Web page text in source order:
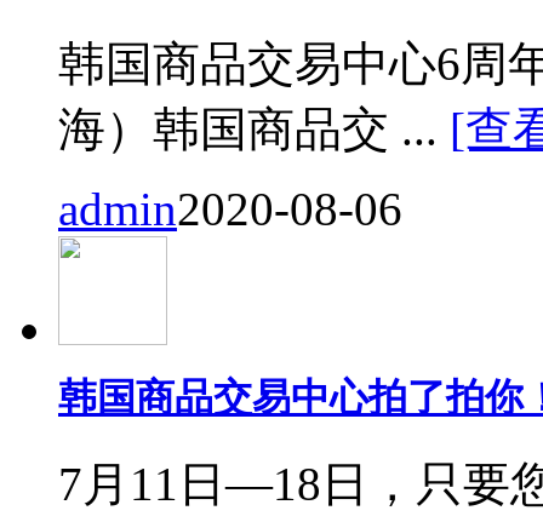
韩国商品交易中心6周
海）韩国商品交 ... [查
admin2020-08-06
韩国商品交易中心拍了拍你
7月11日—18日，只要